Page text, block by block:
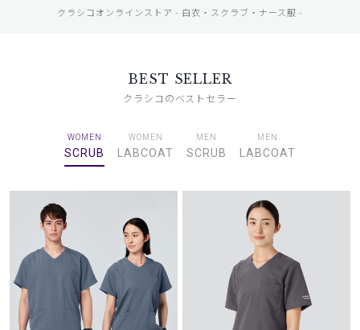
クラシコオンラインストア - 白衣・スクラブ・ナース服 -
BEST SELLER
クラシコのベストセラー
WOMEN
SCRUB
WOMEN
LABCOAT
MEN
SCRUB
MEN
LABCOAT